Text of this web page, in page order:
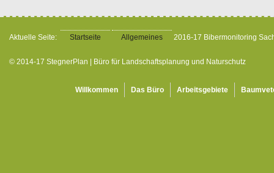
Aktuelle Seite: Startseite Allgemeines 2016-17 Bibermonitoring
© 2014-17 StegnerPlan | Büro für Landschaftsplanung und Naturschutz
Willkommen Das Büro Arbeitsgebiete